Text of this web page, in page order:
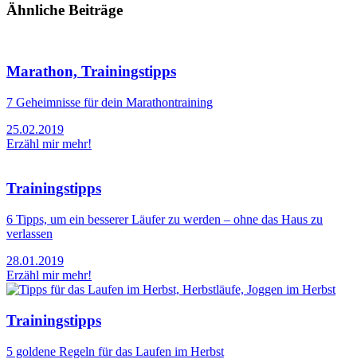
Ähnliche Beiträge
Marathon, Trainingstipps
7 Geheimnisse für dein Marathontraining
25.02.2019
Erzähl mir mehr!
Trainingstipps
6 Tipps, um ein besserer Läufer zu werden – ohne das Haus zu
verlassen
28.01.2019
Erzähl mir mehr!
Trainingstipps
5 goldene Regeln für das Laufen im Herbst